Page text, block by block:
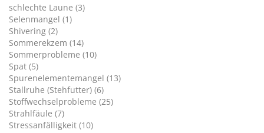
schlechte Laune (3)
Selenmangel (1)
Shivering (2)
Sommerekzem (14)
Sommerprobleme (10)
Spat (5)
Spurenelementemangel (13)
Stallruhe (Stehfutter) (6)
Stoffwechselprobleme (25)
Strahlfäule (7)
Stressanfälligkeit (10)